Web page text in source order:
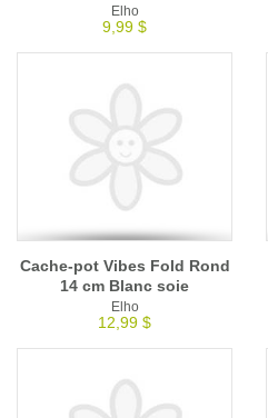
Elho
9,99 $
Cache-pot Vibes Fold Rond
14 cm Blanc soie
Elho
12,99 $